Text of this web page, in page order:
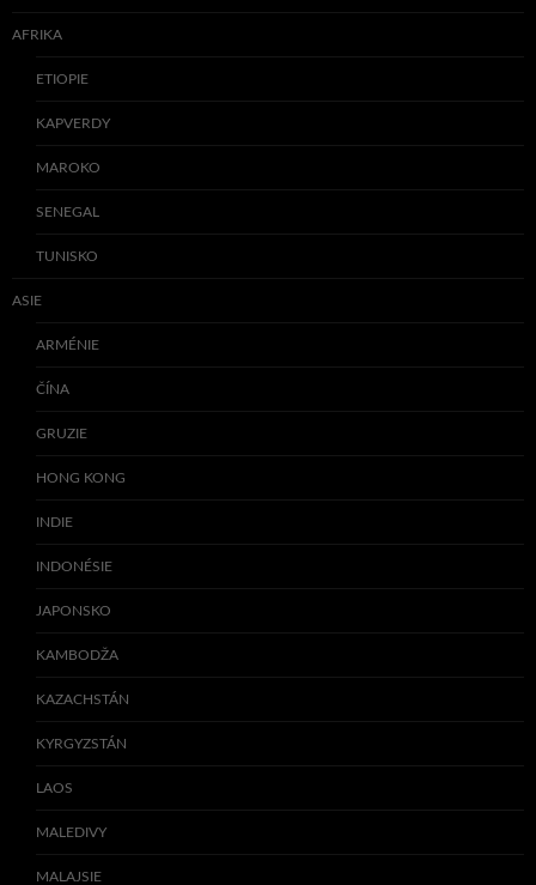
AFRIKA
ETIOPIE
KAPVERDY
MAROKO
SENEGAL
TUNISKO
ASIE
ARMÉNIE
ČÍNA
GRUZIE
HONG KONG
INDIE
INDONÉSIE
JAPONSKO
KAMBODŽA
KAZACHSTÁN
KYRGYZSTÁN
LAOS
MALEDIVY
MALAJSIE